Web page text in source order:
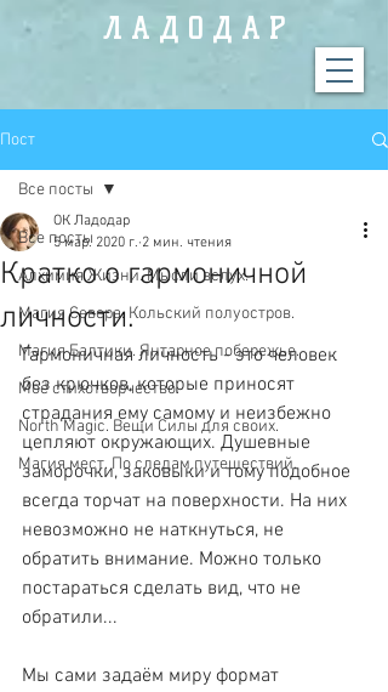
Л А Д О Д А Р
Пост
Все посты
Алхимия Жизни. Мысли вслух.
Магия Севера. Кольский полуостров.
Магия Балтики. Янтарное побережье.
Моё стихотворчество.
North Magic. Вещи Силы для своих.
Магия мест. По следам путешествий.
Все посты
Кратко о гармоничной
личности.
ОК Ладодар
5 мар. 2020 г. 2 мин. чтения
Гармоничная личность - это человек
без крючков, которые приносят
страдания ему самому и неизбежно
цепляют окружающих. Душевные
заморочки, заковыки и тому подобное
всегда торчат на поверхности. На них
невозможно не наткнуться, не
обратить внимание. Можно только
постараться сделать вид, что не
обратили...
Мы сами задаём миру формат